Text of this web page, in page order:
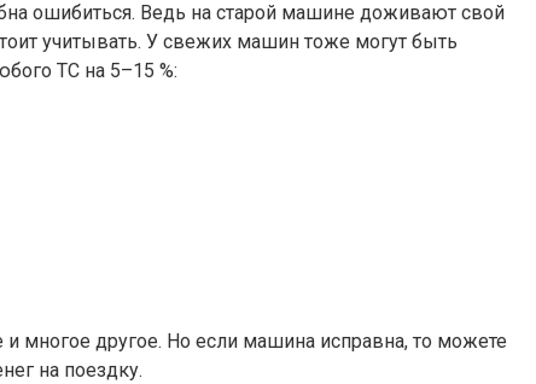
ошибиться. Ведь на старой машине доживают свой
учитывать. У свежих машин тоже могут быть
ТС на 5–15 %:
другое. Но если машина исправна, то можете
на поездку.